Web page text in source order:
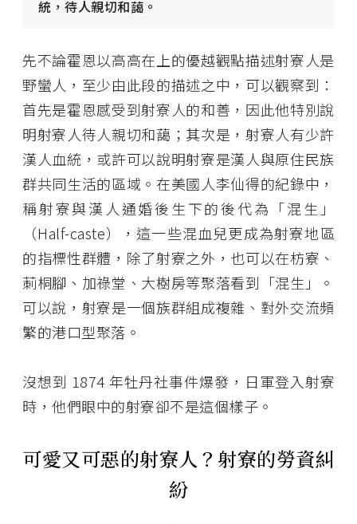
統，待人親切和藹。
先不論霍恩以高高在上的優越觀點描述射寮人是
野蠻人，至少由此段的描述之中，可以觀察到：
首先是霍恩感受到射寮人的和善，因此他特別說
明射寮人待人親切和藹；其次是，射寮人有少許
漢人血統，或許可以說明射寮是漢人與原住民族
群共同生活的區域。在美國人李仙得的紀錄中，
稱射寮與漢人通婚後生下的後代為「混生」
（Half-caste），這一些混血兒更成為射寮地區
的指標性群體，除了射寮之外，也可以在枋寮、
莿桐腳、加祿堂、大樹房等聚落看到「混生」。
可以說，射寮是一個族群組成複雜、對外交流頻
繁的港口型聚落。
沒想到 1874 年牡丹社事件爆發，日軍登入射寮
時，他們眼中的射寮卻不是這個樣子。
可愛又可惡的射寮人？射寮的勞資糾
紛